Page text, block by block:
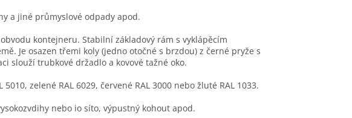
a jiné průmyslové odpady apod.
kontejneru. Stabilní základový rám s vyklápěcím
Je osazen třemi koly (jedno otočné s brzdou) z černé pryže s
slouží trubkové držadlo a kovové tažné oko.
zelené RAL 6029, červené RAL 3000 nebo žluté RAL 1033.
nebo io síto, výpustný kohout apod.